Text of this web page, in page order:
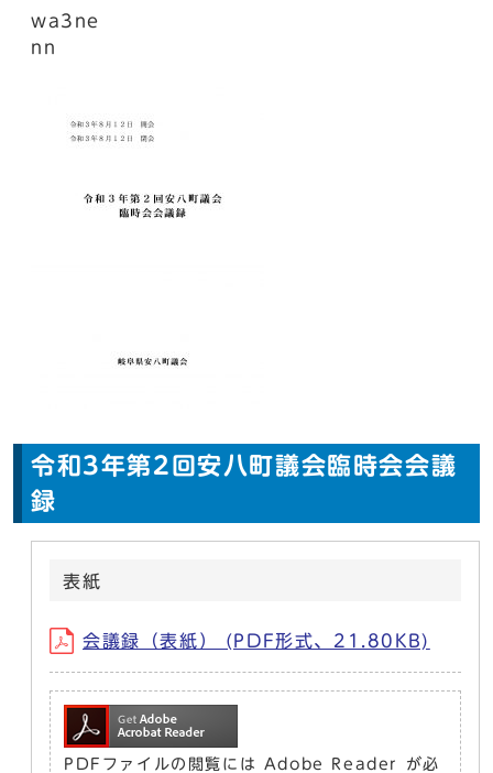
wa3ne
nn
令和3年第2回安八町議会臨時会会議
録
表紙
会議録（表紙） (PDF形式、21.80KB)
PDFファイルの閲覧には Adobe Reader が必